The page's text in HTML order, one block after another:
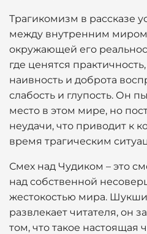
Трагикомизм в рассказе
между внутренним
окружающей его
где ценятся
наивность и доброта
слабость и глупость. Он
место в этом мире, но
неудачи, что приводит к
время трагическим
Смех над Чудиком – это
над собственной
жестокостью мира.
развлекает читателя, он
том, что такое настоящая